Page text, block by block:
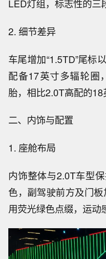
LED灯组，标志性的三
2. 细节差异
车尾增加“1.5TD”尾标
配备17英寸多辐轮圈
胎，相比2.0T高配的18
二、内饰与配置
1. 座舱布局
内饰整体与2.0T车型
色，副驾驶前方及门
用荧光绿色点缀，运动